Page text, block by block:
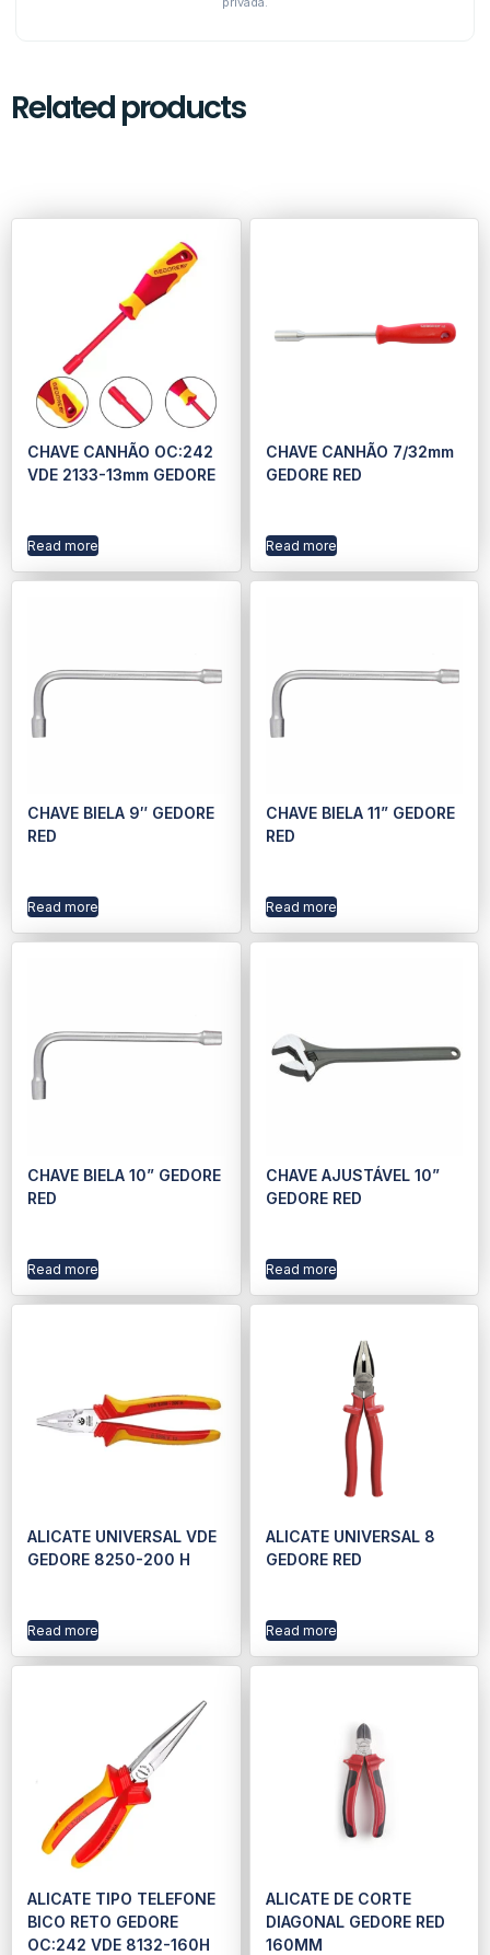
Related products
CHAVE CANHÃO OC:242
VDE 2133-13mm GEDORE
Read more
CHAVE CANHÃO 7/32mm
GEDORE RED
Read more
CHAVE BIELA 9″ GEDORE
RED
Read more
CHAVE BIELA 11” GEDORE
RED
Read more
CHAVE BIELA 10” GEDORE
RED
Read more
CHAVE AJUSTÁVEL 10”
GEDORE RED
Read more
ALICATE UNIVERSAL VDE
GEDORE 8250-200 H
Read more
ALICATE UNIVERSAL 8
GEDORE RED
Read more
ALICATE TIPO TELEFONE
BICO RETO GEDORE
OC:242 VDE 8132-160H
ALICATE DE CORTE
DIAGONAL GEDORE RED
160MM